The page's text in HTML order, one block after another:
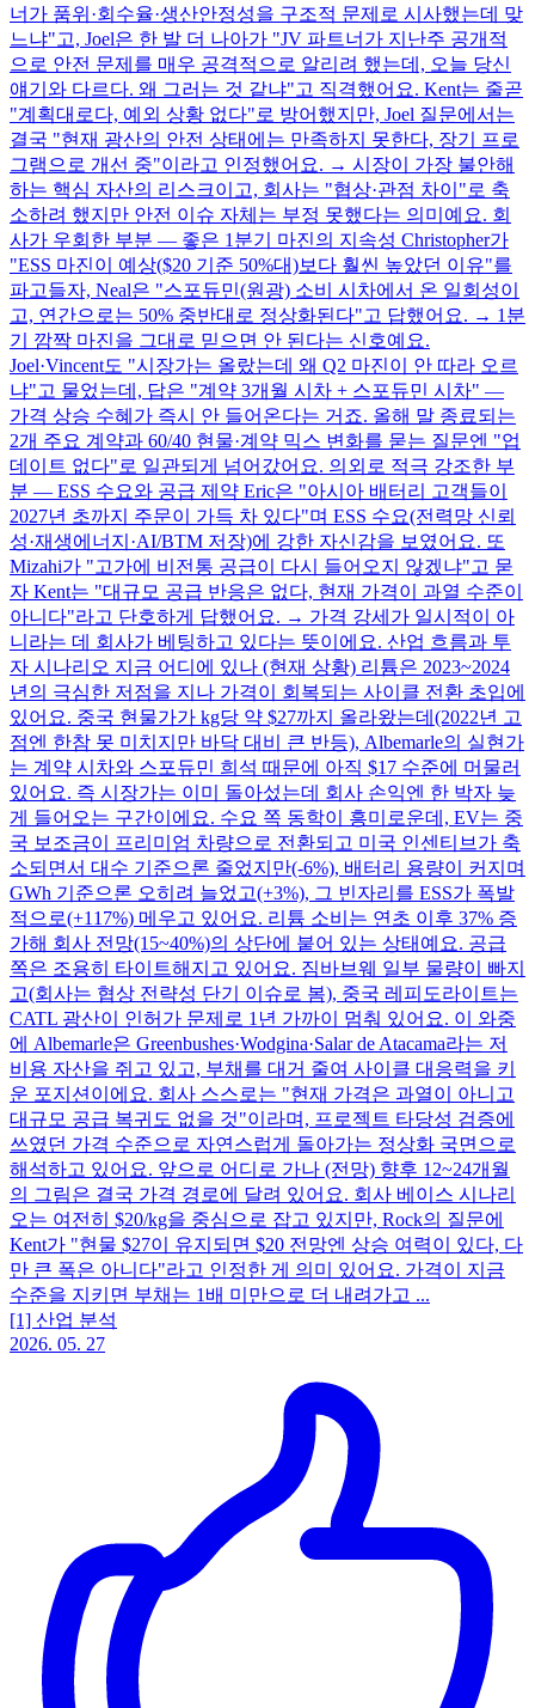
너가 품위·회수율·생산안정성을 구조적 문제로 시사했는데 맞
느냐"고, Joel은 한 발 더 나아가 "JV 파트너가 지난주 공개적
으로 안전 문제를 매우 공격적으로 알리려 했는데, 오늘 당신
얘기와 다르다. 왜 그러는 것 같냐"고 직격했어요. Kent는 줄곧
"계획대로다, 예외 상황 없다"로 방어했지만, Joel 질문에서는
결국 "현재 광산의 안전 상태에는 만족하지 못한다, 장기 프로
그램으로 개선 중"이라고 인정했어요. → 시장이 가장 불안해
하는 핵심 자산의 리스크이고, 회사는 "협상·관점 차이"로 축
소하려 했지만 안전 이슈 자체는 부정 못했다는 의미예요. 회
사가 우회한 부분 — 좋은 1분기 마진의 지속성 Christopher가
"ESS 마진이 예상($20 기준 50%대)보다 훨씬 높았던 이유"를
파고들자, Neal은 "스포듀민(원광) 소비 시차에서 온 일회성이
고, 연간으로는 50% 중반대로 정상화된다"고 답했어요. → 1분
기 깜짝 마진을 그대로 믿으면 안 된다는 신호예요.
Joel·Vincent도 "시장가는 올랐는데 왜 Q2 마진이 안 따라 오르
냐"고 물었는데, 답은 "계약 3개월 시차 + 스포듀민 시차" —
가격 상승 수혜가 즉시 안 들어온다는 거죠. 올해 말 종료되는
2개 주요 계약과 60/40 현물·계약 믹스 변화를 묻는 질문엔 "업
데이트 없다"로 일관되게 넘어갔어요. 의외로 적극 강조한 부
분 — ESS 수요와 공급 제약 Eric은 "아시아 배터리 고객들이
2027년 초까지 주문이 가득 차 있다"며 ESS 수요(전력망 신뢰
성·재생에너지·AI/BTM 저장)에 강한 자신감을 보였어요. 또
Mizahi가 "고가에 비전통 공급이 다시 들어오지 않겠냐"고 묻
자 Kent는 "대규모 공급 반응은 없다, 현재 가격이 과열 수준이
아니다"라고 단호하게 답했어요. → 가격 강세가 일시적이 아
니라는 데 회사가 베팅하고 있다는 뜻이에요. 산업 흐름과 투
자 시나리오 지금 어디에 있나 (현재 상황) 리튬은 2023~2024
년의 극심한 저점을 지나 가격이 회복되는 사이클 전환 초입에
있어요. 중국 현물가가 kg당 약 $27까지 올라왔는데(2022년 고
점엔 한참 못 미치지만 바닥 대비 큰 반등), Albemarle의 실현가
는 계약 시차와 스포듀민 희석 때문에 아직 $17 수준에 머물러
있어요. 즉 시장가는 이미 돌아섰는데 회사 손익엔 한 박자 늦
게 들어오는 구간이에요. 수요 쪽 동학이 흥미로운데, EV는 중
국 보조금이 프리미엄 차량으로 전환되고 미국 인센티브가 축
소되면서 대수 기준으론 줄었지만(-6%), 배터리 용량이 커지며
GWh 기준으론 오히려 늘었고(+3%), 그 빈자리를 ESS가 폭발
적으로(+117%) 메우고 있어요. 리튬 소비는 연초 이후 37% 증
가해 회사 전망(15~40%)의 상단에 붙어 있는 상태예요. 공급
쪽은 조용히 타이트해지고 있어요. 짐바브웨 일부 물량이 빠지
고(회사는 협상 전략성 단기 이슈로 봄), 중국 레피도라이트는
CATL 광산이 인허가 문제로 1년 가까이 멈춰 있어요. 이 와중
에 Albemarle은 Greenbushes·Wodgina·Salar de Atacama라는 저
비용 자산을 쥐고 있고, 부채를 대거 줄여 사이클 대응력을 키
운 포지션이에요. 회사 스스로는 "현재 가격은 과열이 아니고
대규모 공급 복귀도 없을 것"이라며, 프로젝트 타당성 검증에
쓰였던 가격 수준으로 자연스럽게 돌아가는 정상화 국면으로
해석하고 있어요. 앞으로 어디로 가나 (전망) 향후 12~24개월
의 그림은 결국 가격 경로에 달려 있어요. 회사 베이스 시나리
오는 여전히 $20/kg을 중심으로 잡고 있지만, Rock의 질문에
Kent가 "현물 $27이 유지되면 $20 전망엔 상승 여력이 있다, 다
만 큰 폭은 아니다"라고 인정한 게 의미 있어요. 가격이 지금
수준을 지키면 부채는 1배 미만으로 더 내려가고 ...
[1] 산업 분석
2026. 05. 27